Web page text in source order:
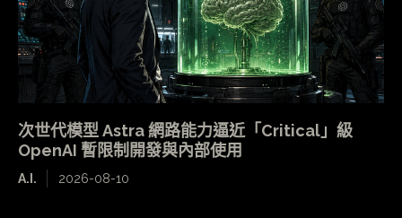
次世代模型 Astra 網路能力逼近「Critical」級
OpenAI 暫限制開發與內部使用
A.I. 2026-08-10